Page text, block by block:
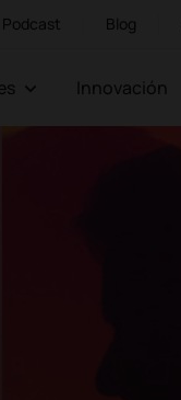
Podcast Blog
Innovación